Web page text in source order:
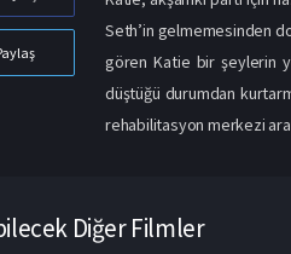
Seth’in gelmemesinden
gören Katie bir şeylerin
düştüğü durumdan
rehabilitasyon merkezi
Diğer Filmler